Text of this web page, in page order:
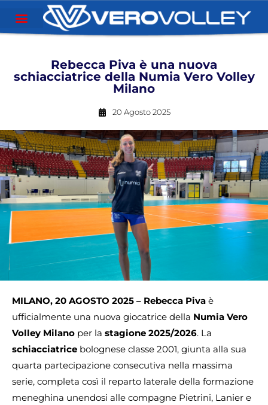
Rebecca Piva è una nuova
schiacciatrice della Numia Vero Volley
Milano
20 Agosto 2025
MILANO, 20 AGOSTO 2025 – Rebecca Piva è
ufficialmente una nuova giocatrice della Numia Vero
Volley Milano per la stagione 2025/2026. La
schiacciatrice bolognese classe 2001, giunta alla sua
quarta partecipazione consecutiva nella massima
serie, completa così il reparto laterale della formazione
meneghina unendosi alle compagne Pietrini, Lanier e